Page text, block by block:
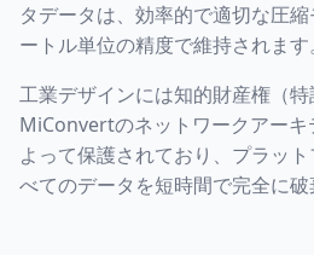
タデータは、効率的で適切な圧
ートル単位の精度で維持されます。
工業デザインには知的財産権（特
MiConvertのネットワークアーキ
よって保護されており、プラッ
べてのデータを短時間で完全に